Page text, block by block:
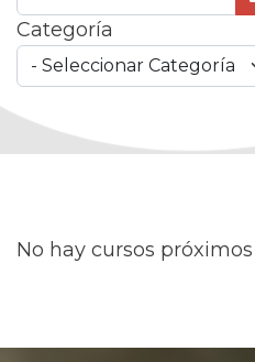
Categoría
No hay cursos próximos